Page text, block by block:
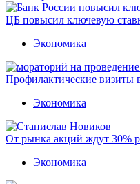
ЦБ повысил ключевую
Экономика
Профилактические визиты
Экономика
От рынка акций ждут 30%
Экономика